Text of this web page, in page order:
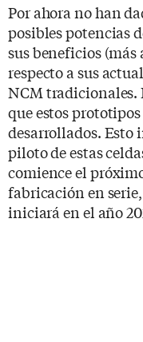
Por ahora no han
posibles potencias
sus beneficios
respecto a sus
NCM tradicionales.
que estos
desarrollados.
piloto de estas
comience el
fabricación en
iniciará en el año